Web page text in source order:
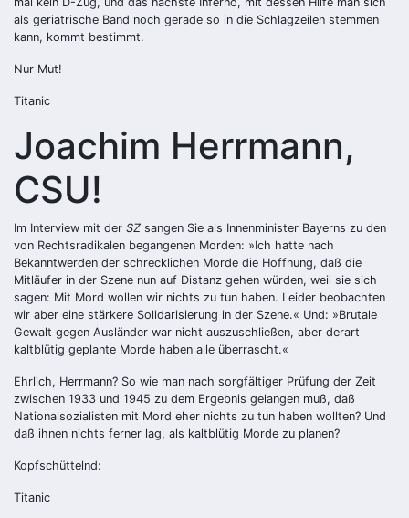
als geriatrische Band noch gerade so in die Schlagzeilen stemmen
kann, kommt bestimmt.
Nur Mut!
Titanic
Joachim Herrmann,
CSU!
Im Interview mit der SZ sangen Sie als Innenminister Bayerns zu den
von Rechtsradikalen begangenen Morden: »Ich hatte nach
Bekanntwerden der schrecklichen Morde die Hoffnung, daß die
Mitläufer in der Szene nun auf Distanz gehen würden, weil sie sich
sagen: Mit Mord wollen wir nichts zu tun haben. Leider beobachten
wir aber eine stärkere Solidarisierung in der Szene.« Und: »Brutale
Gewalt gegen Ausländer war nicht auszuschließen, aber derart
kaltblütig geplante Morde haben alle überrascht.«
Ehrlich, Herrmann? So wie man nach sorgfältiger Prüfung der Zeit
zwischen 1933 und 1945 zu dem Ergebnis gelangen muß, daß
Nationalsozialisten mit Mord eher nichts zu tun haben wollten? Und
daß ihnen nichts ferner lag, als kaltblütig Morde zu planen?
Kopfschüttelnd:
Titanic